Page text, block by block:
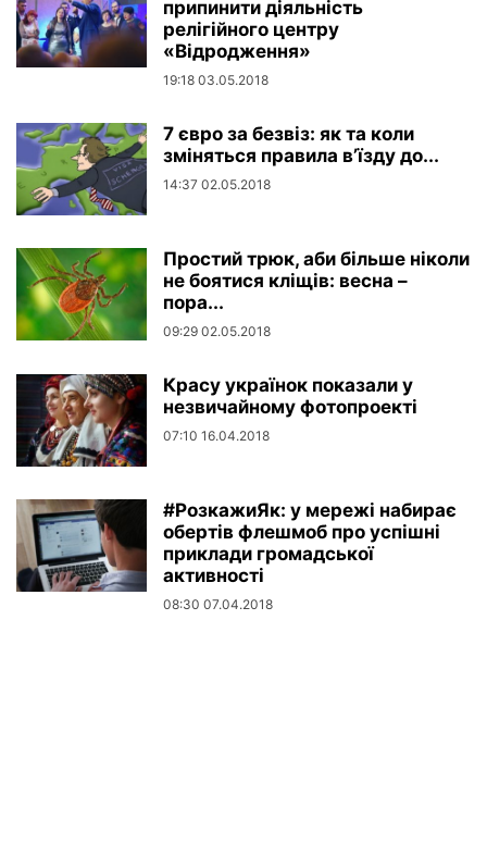
припинити діяльність
релігійного центру
«Відродження»
19:18 03.05.2018
7 євро за безвіз: як та коли
зміняться правила в’їзду до...
14:37 02.05.2018
Простий трюк, аби більше ніколи
не боятися кліщів: весна –
пора...
09:29 02.05.2018
Красу українок показали у
незвичайному фотопроекті
07:10 16.04.2018
#РозкажиЯк: у мережі набирає
обертів флешмоб про успішні
приклади громадської
активності
08:30 07.04.2018